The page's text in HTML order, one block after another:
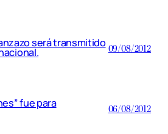
será transmitido 09/08/2012
fue para 06/08/2012